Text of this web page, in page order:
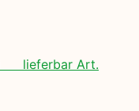
lieferbar Art.